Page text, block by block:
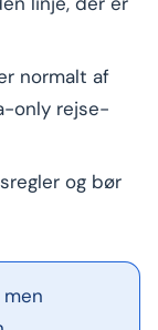
normalt af
only rejse-
og bør